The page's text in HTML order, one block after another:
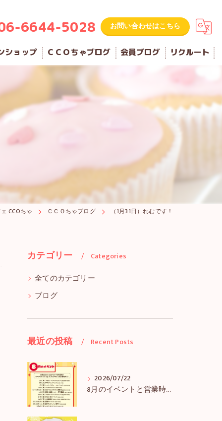
6644-5028 お問い合わせはこちら
ショップ ＣＣＯちゃブログ 会員ブログ リクルート
CCOちゃ ＣＣＯちゃブログ （1月31日）れむです！
カテゴリー Categories
全てのカテゴリー
ブログ
最近の投稿 Recent Posts
2026/07/22
8月のイベントと営業時間のお知らせ